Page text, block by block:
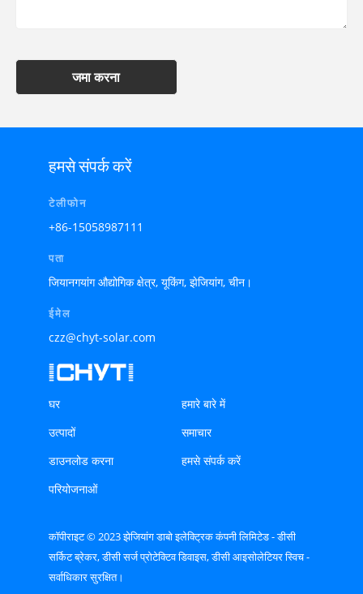
जमा करना
हमसे संपर्क करें
टेलीफोन
+86-15058987111
पता
जियानगयांग औद्योगिक क्षेत्र, यूकिंग, झेजियांग, चीन।
ईमेल
czz@chyt-solar.com
घर
हमारे बारे में
उत्पादों
समाचार
डाउनलोड करना
हमसे संपर्क करें
परियोजनाओं
कॉपीराइट © 2023 झेजियांग डाबो इलेक्ट्रिक कंपनी लिमिटेड - डीसी
सर्किट ब्रेकर, डीसी सर्ज प्रोटेक्टिव डिवाइस, डीसी आइसोलेटियर स्विच -
सर्वाधिकार सुरक्षित।